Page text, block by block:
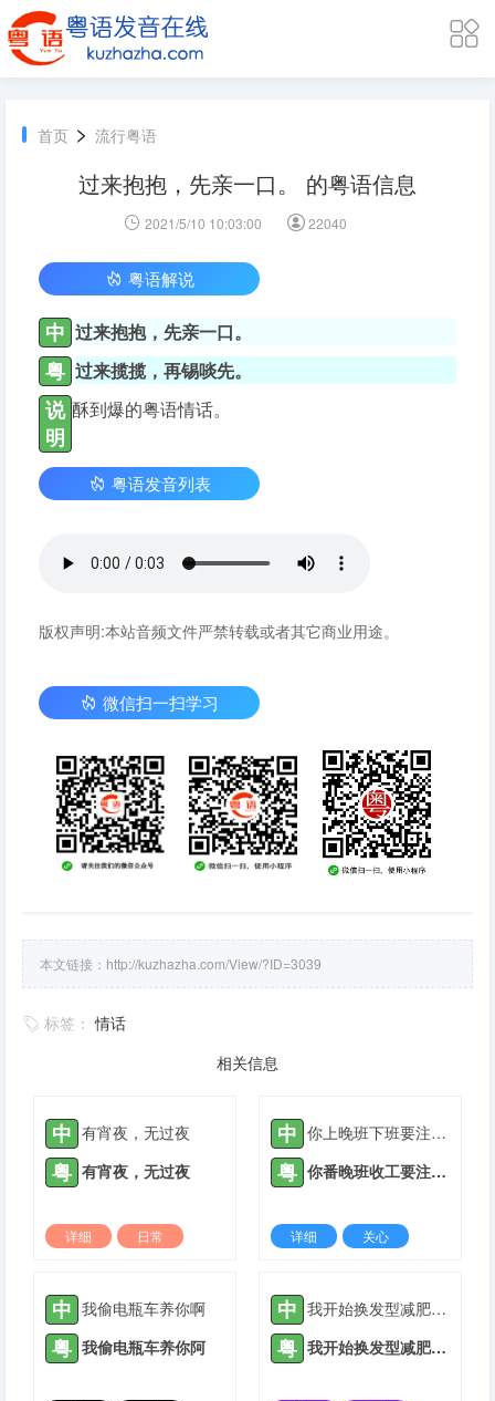
首页 > 流行粤语
过来抱抱，先亲一口。 的粤语信息
2021/5/10 10:03:00 22040
粤语解说
中 过来抱抱，先亲一口。
粤 过来揽揽，再锡啖先。
说
明
酥到爆的粤语情话。
粤语发音列表
版权声明:本站音频文件严禁转载或者其它商业用途。
微信扫一扫学习
本文链接： http://kuzhazha.com/View/?ID=3039
标签：情话
相关信息
中 有宵夜，无过夜
粤 有宵夜，无过夜
详细
日常
中 你上晚班下班要注意安全
粤 你番晚班收工要注意安全
详细
关心
中 我偷电瓶车养你啊
粤 我偷电瓶车养你阿
中 我开始换发型减肥换风格
粤 我开始换发型减肥换风格